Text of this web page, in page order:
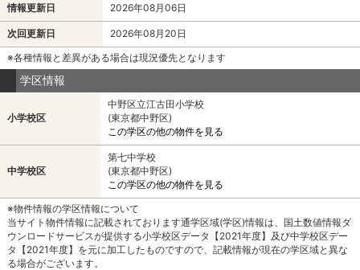
情報更新日 2026年08月06日
次回更新日
2026年08月20日
※各種情報と差異がある場合は現況優先となります
学区情報
小学校区
中野区立江古田小学校
(東京都中野区)
この学区の他の物件を見る
中学校区
第七中学校
(東京都中野区)
この学区の他の物件を見る
※物件情報の学区情報について
当サイト物件情報に記載されております通学区域(学区)情報は、国土数値情報ダ
ウンロードサービスが提供する小学校区データ【2021年度】及び中学校区デー
タ【2021年度】を元に加工したものですので、記載情報が現在の学区域と異な
る場合がございます。